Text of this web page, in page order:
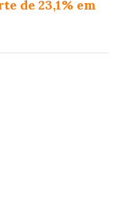
de 23,1% em